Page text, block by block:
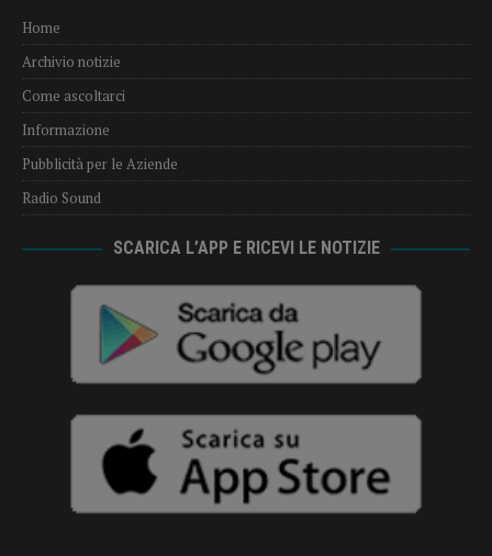
Home
Archivio notizie
Come ascoltarci
Informazione
Pubblicità per le Aziende
Radio Sound
SCARICA L’APP E RICEVI LE NOTIZIE